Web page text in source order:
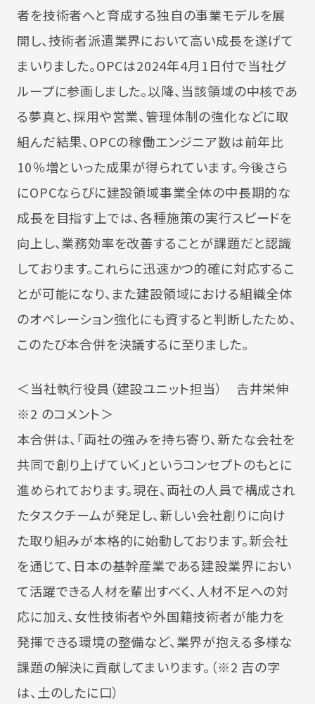
者を技術者へと育成する独自の事業モデルを展
開し、技術者派遣業界において高い成長を遂げて
まいりました。OPCは2024年4月1日付で当社グ
ループに参画しました。以降、当該領域の中核であ
る夢真と、採用や営業、管理体制の強化などに取
組んだ結果、OPCの稼働エンジニア数は前年比
10％増といった成果が得られています。今後さら
にOPCならびに建設領域事業全体の中長期的な
成長を目指す上では、各種施策の実行スピードを
向上し、業務効率を改善することが課題だと認識
しております。これらに迅速かつ的確に対応するこ
とが可能になり、また建設領域における組織全体
のオペレーション強化にも資すると判断したため、
このたび本合併を決議するに至りました。
＜当社執行役員（建設ユニット担当） 𠮷井栄伸
※2 のコメント＞
本合併は、「両社の強みを持ち寄り、新たな会社を
共同で創り上げていく」というコンセプトのもとに
進められております。現在、両社の人員で構成され
たタスクチームが発足し、新しい会社創りに向け
た取り組みが本格的に始動しております。新会社
を通じて、日本の基幹産業である建設業界におい
て活躍できる人材を輩出すべく、人材不足への対
応に加え、女性技術者や外国籍技術者が能力を
発揮できる環境の整備など、業界が抱える多様な
課題の解決に貢献してまいります。（※2 吉の字
は、土のしたに口）